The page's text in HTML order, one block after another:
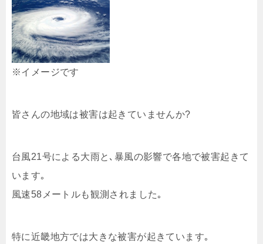
※イメージです
皆さんの地域は被害は起きていませんか?
台風21号による大雨と､暴風の影響で各地で被害起きて
います｡
風速58メートルも観測されました｡
特に近畿地方では大きな被害が起きています｡